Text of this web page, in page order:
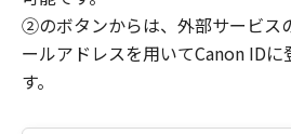
②のボタンからは、外部サービス
ールアドレスを用いてCanon ID
す。